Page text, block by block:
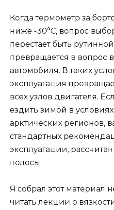
Когда термометр за
ниже -30°C, вопрос
перестает быть
превращается в вопрос
автомобиля. В таких
эксплуатация
всех узлов двигателя.
ездить зимой в
арктических регионов,
стандартных
эксплуатации,
полосы.
Я собрал этот материал
читать лекции о